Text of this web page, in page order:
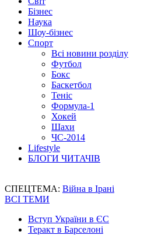
Бізнес
Наука
Шоу-бізнес
Спорт
Всі новини розділу
Футбол
Бокс
Баскетбол
Теніс
Формула-1
Хокей
Шахи
ЧС-2014
Lifestyle
БЛОГИ ЧИТАЧІВ
СПЕЦТЕМА: Війна в Ірані
ВСІ ТЕМИ
Вступ України в ЄС
Теракт в Барселоні